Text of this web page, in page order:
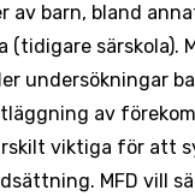
av barn, bland
(tidigare särskola).
undersökningar
av
viktiga för att
MFD vill